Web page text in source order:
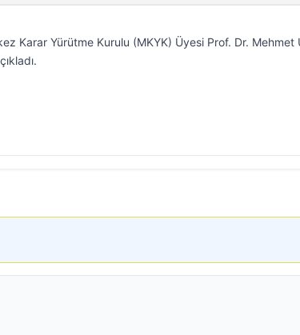
Karar Yürütme Kurulu (MKYK) Üyesi Prof. Dr. Mehmet